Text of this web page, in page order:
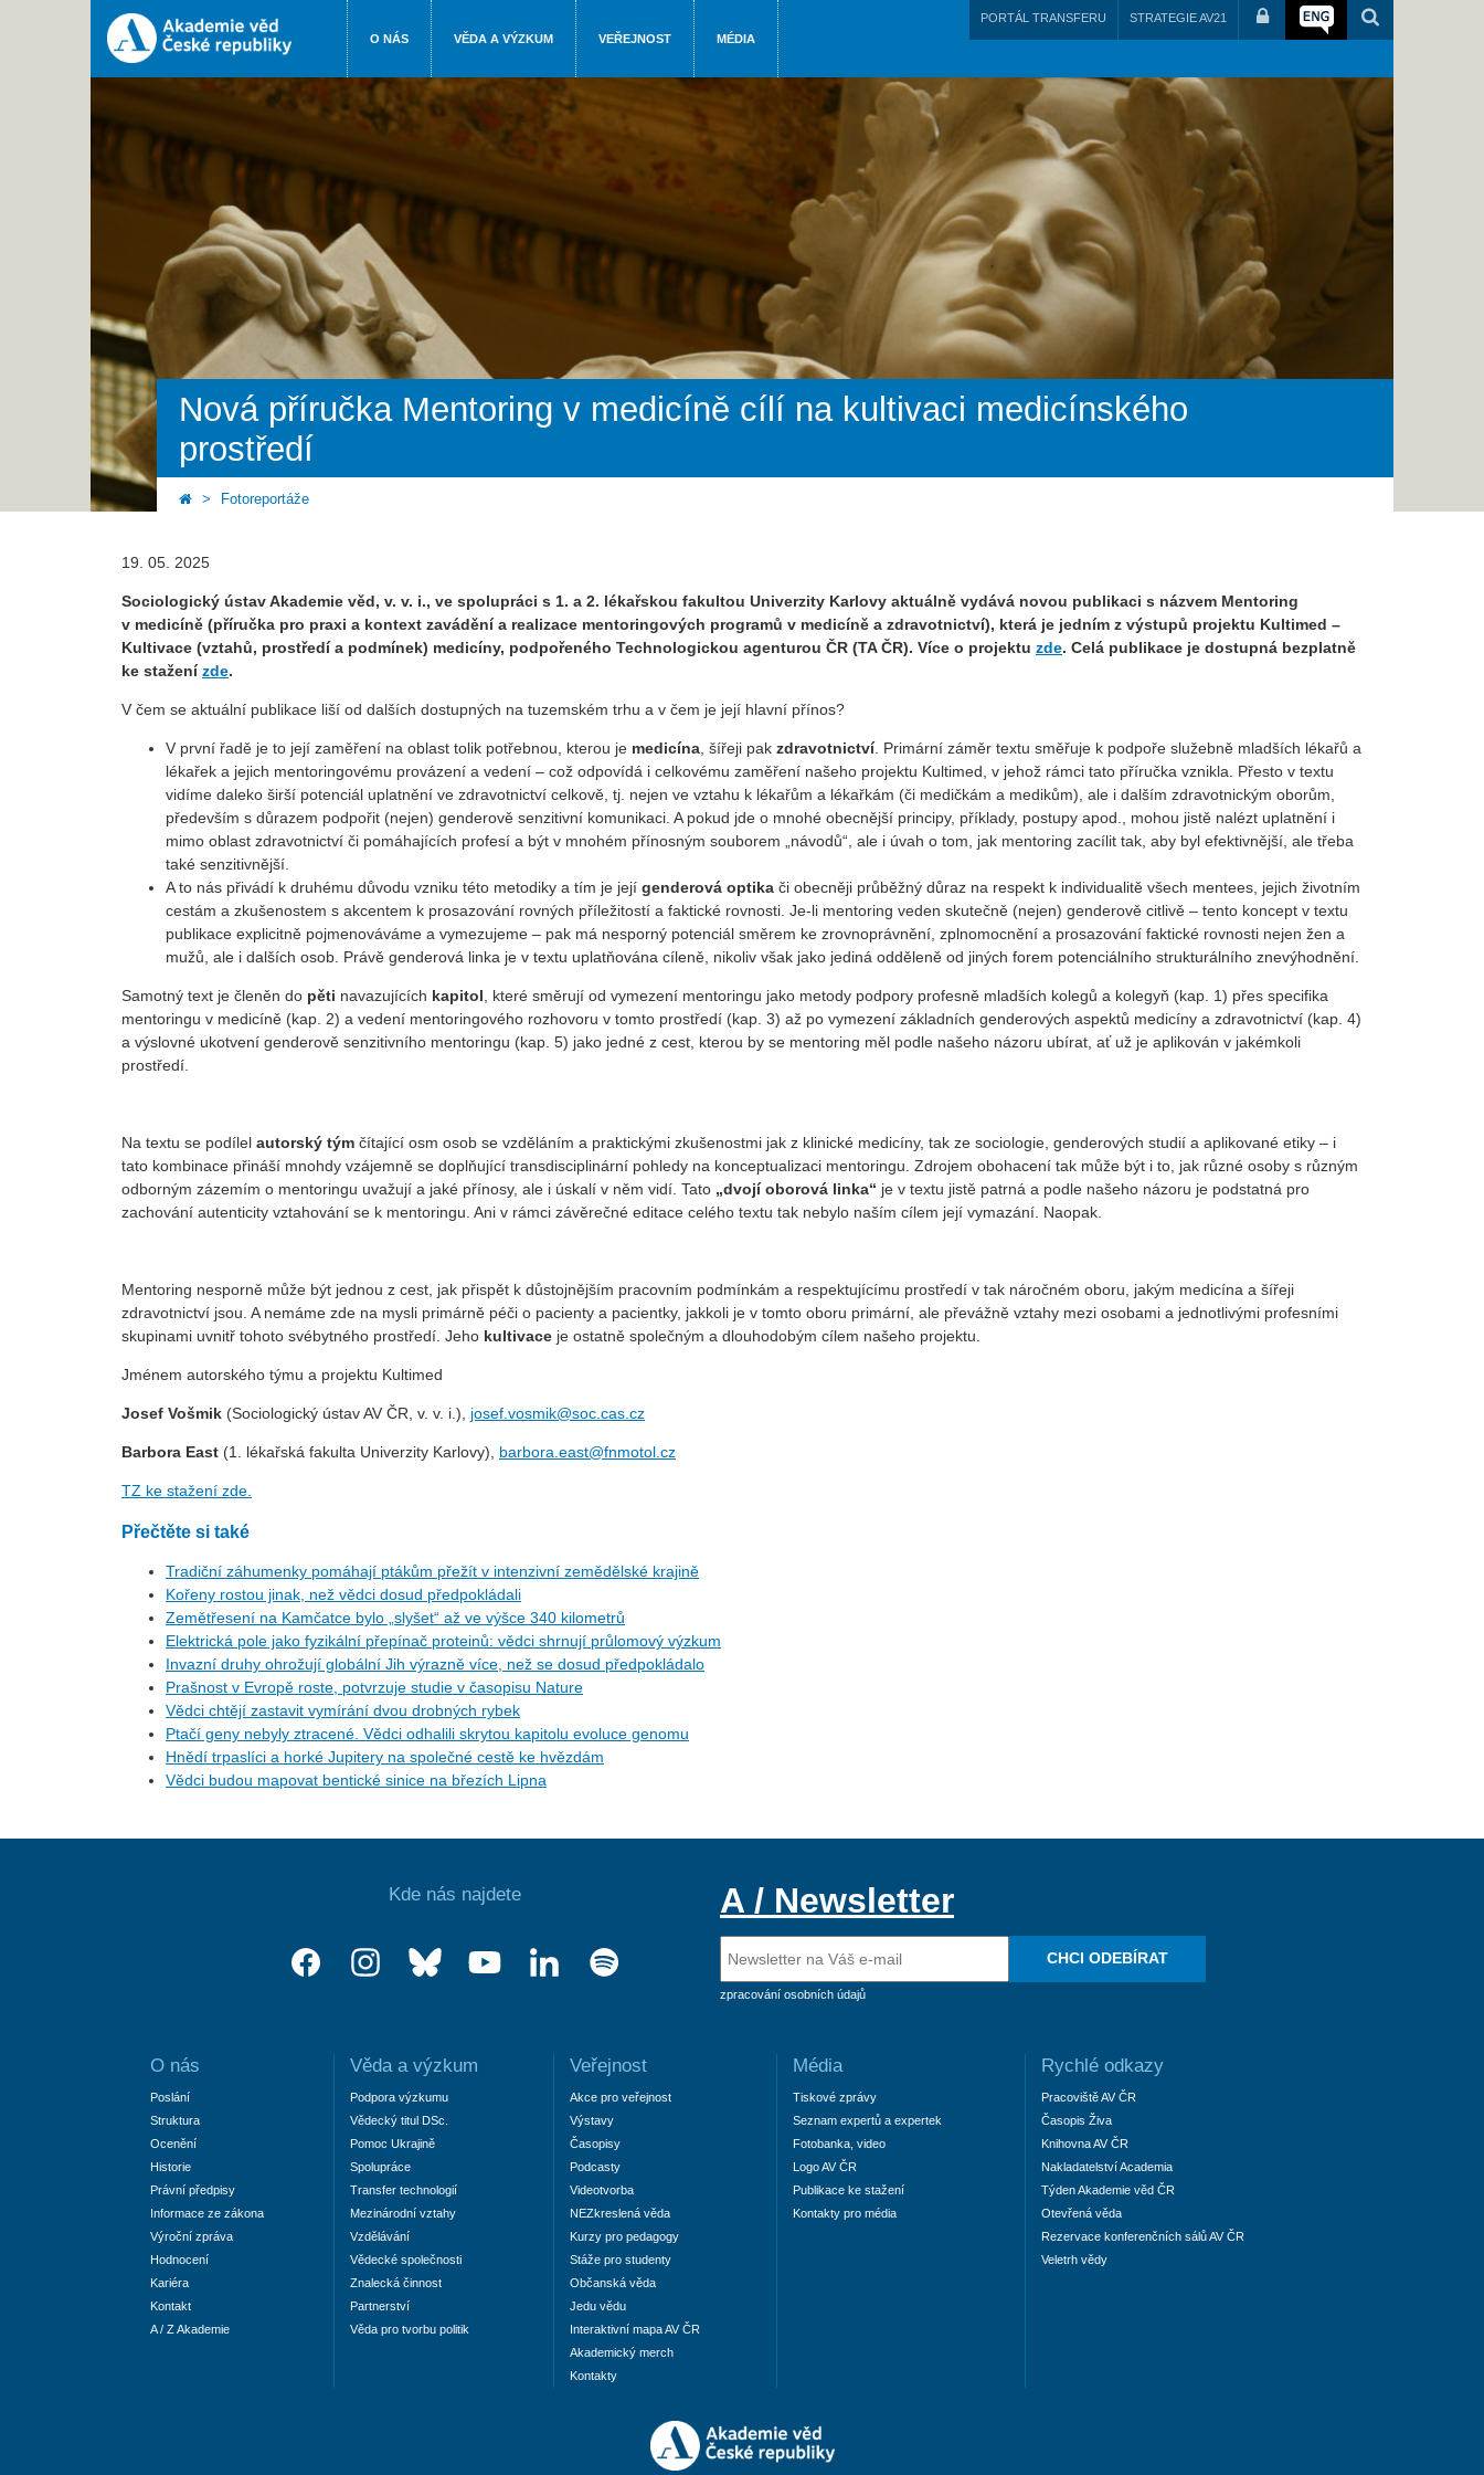
O NÁS VĚDA A VÝZKUM VEŘEJNOST MÉDIA
PORTÁL TRANSFERU STRATEGIE AV21
Nová příručka Mentoring v medicíně cílí na kultivaci medicínského
prostředí
Fotoreportáže
19. 05. 2025
Sociologický ústav Akademie věd, v. v. i., ve spolupráci s 1. a 2. lékařskou fakultou Univerzity Karlovy aktuálně vydává novou publikaci s názvem Mentoring
v medicíně (příručka pro praxi a kontext zavádění a realizace mentoringových programů v medicíně a zdravotnictví), která je jedním z výstupů projektu Kultimed –
Kultivace (vztahů, prostředí a podmínek) medicíny, podpořeného Technologickou agenturou ČR (TA ČR). Více o projektu zde. Celá publikace je dostupná bezplatně
ke staženízde.
V čem se aktuální publikace liší od dalších dostupných na tuzemském trhu a v čem je její hlavní přínos?
V první řadě je to její zaměření na oblast tolik potřebnou, kterou je medicína, šířeji pak zdravotnictví. Primární záměr textu směřuje k podpoře služebně mladších lékařů a
lékařek a jejich mentoringovému provázení a vedení – což odpovídá i celkovému zaměření našeho projektu Kultimed, v jehož rámci tato příručka vznikla. Přesto v textu
vidíme daleko širší potenciál uplatnění ve zdravotnictví celkově, tj. nejen ve vztahu k lékařům a lékařkám (či medičkám a medikům), ale i dalším zdravotnickým oborům,
především s důrazem podpořit (nejen) genderově senzitivní komunikaci. A pokud jde o mnohé obecnější principy, příklady, postupy apod., mohou jistě nalézt uplatnění i
mimo oblast zdravotnictví či pomáhajících profesí a být v mnohém přínosným souborem „návodů“, ale i úvah o tom, jak mentoring zacílit tak, aby byl efektivnější, ale třeba
také senzitivnější.
A to nás přivádí k druhému důvodu vzniku této metodiky a tím je její genderová optika či obecněji průběžný důraz na respekt k individualitě všech mentees, jejich životním
cestám a zkušenostem s akcentem k prosazování rovných příležitostí a faktické rovnosti. Je-li mentoring veden skutečně (nejen) genderově citlivě – tento koncept v textu
publikace explicitně pojmenováváme a vymezujeme – pak má nesporný potenciál směrem ke zrovnoprávnění, zplnomocnění a prosazování faktické rovnosti nejen žen a
mužů, ale i dalších osob. Právě genderová linka je v textu uplatňována cíleně, nikoliv však jako jediná odděleně od jiných forem potenciálního strukturálního znevýhodnění.
Samotný text je členěn do pěti navazujících kapitol, které směrují od vymezení mentoringu jako metody podpory profesně mladších kolegů a kolegyň (kap. 1) přes specifika
mentoringu v medicíně (kap. 2) a vedení mentoringového rozhovoru v tomto prostředí (kap. 3) až po vymezení základních genderových aspektů medicíny a zdravotnictví (kap. 4)
a výslovné ukotvení genderově senzitivního mentoringu (kap. 5) jako jedné z cest, kterou by se mentoring měl podle našeho názoru ubírat, ať už je aplikován v jakémkoli
prostředí.
Na textu se podílel autorský tým čítající osm osob se vzděláním a praktickými zkušenostmi jak z klinické medicíny, tak ze sociologie, genderových studií a aplikované etiky – i
tato kombinace přináší mnohdy vzájemně se doplňující transdisciplinární pohledy na konceptualizaci mentoringu. Zdrojem obohacení tak může být i to, jak různé osoby s různým
odborným zázemím o mentoringu uvažují a jaké přínosy, ale i úskalí v něm vidí. Tato „dvojí oborová linka“ je v textu jistě patrná a podle našeho názoru je podstatná pro
zachování autenticity vztahování se k mentoringu. Ani v rámci závěrečné editace celého textu tak nebylo naším cílem její vymazání. Naopak.
Mentoring nesporně může být jednou z cest, jak přispět k důstojnějším pracovním podmínkám a respektujícímu prostředí v tak náročném oboru, jakým medicína a šířeji
zdravotnictví jsou. A nemáme zde na mysli primárně péči o pacienty a pacientky, jakkoli je v tomto oboru primární, ale převážně vztahy mezi osobami a jednotlivými profesními
skupinami uvnitř tohoto svébytného prostředí. Jeho kultivace je ostatně společným a dlouhodobým cílem našeho projektu.
Jménem autorského týmu a projektu Kultimed
Josef Vošmik (Sociologický ústav AV ČR, v. v. i.), josef.vosmik@soc.cas.cz
Barbora East (1. lékařská fakulta Univerzity Karlovy), barbora.east@fnmotol.cz
TZ ke stažení zde.
Přečtěte si také
Tradiční záhumenky pomáhají ptákům přežít v intenzivní zemědělské krajině
Kořeny rostou jinak, než vědci dosud předpokládali
Zemětřesení na Kamčatce bylo „slyšet“ až ve výšce 340 kilometrů
Elektrická pole jako fyzikální přepínač proteinů: vědci shrnují průlomový výzkum
Invazní druhy ohrožují globální Jih výrazně více, než se dosud předpokládalo
Prašnost v Evropě roste, potvrzuje studie v časopisu Nature
Vědci chtějí zastavit vymírání dvou drobných rybek
Ptačí geny nebyly ztracené. Vědci odhalili skrytou kapitolu evoluce genomu
Hnědí trpaslíci a horké Jupitery na společné cestě ke hvězdám
Vědci budou mapovat bentické sinice na březích Lipna
Kde nás najdete A / Newsletter
zpracování osobních údajů
CHCI ODEBÍRAT
O nás
Poslání
Struktura
Ocenění
Historie
Právní předpisy
Informace ze zákona
Výroční zpráva
Hodnocení
Kariéra
Kontakt
A / Z Akademie
Věda a výzkum
Podpora výzkumu
Vědecký titul DSc.
Pomoc Ukrajině
Spolupráce
Transfer technologií
Mezinárodní vztahy
Vzdělávání
Vědecké společnosti
Znalecká činnost
Partnerství
Věda pro tvorbu politik
Veřejnost
Akce pro veřejnost
Výstavy
Časopisy
Podcasty
Videotvorba
NEZkreslená věda
Kurzy pro pedagogy
Stáže pro studenty
Občanská věda
Jedu vědu
Interaktivní mapa AV ČR
Akademický merch
Kontakty
Média
Tiskové zprávy
Seznam expertů a expertek
Fotobanka, video
Logo AV ČR
Publikace ke stažení
Kontakty pro média
Rychlé odkazy
Pracoviště AV ČR
Časopis Živa
Knihovna AV ČR
Nakladatelství Academia
Týden Akademie věd ČR
Otevřená věda
Rezervace konferenčních sálů AV ČR
Veletrh vědy